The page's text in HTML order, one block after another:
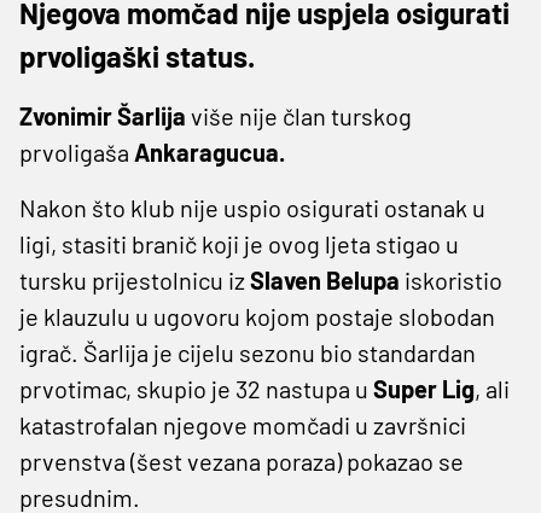
Njegova momčad nije uspjela osigurati
prvoligaški status.
Zvonimir Šarlija više nije član turskog
prvoligaša Ankaragucua.
Nakon što klub nije uspio osigurati ostanak u
ligi, stasiti branič koji je ovog ljeta stigao u
tursku prijestolnicu izSlaven Belupa iskoristio
je klauzulu u ugovoru kojom postaje slobodan
igrač. Šarlija je cijelu sezonu bio standardan
prvotimac, skupio je 32 nastupa u Super Lig, ali
katastrofalan njegove momčadi u završnici
prvenstva (šest vezana poraza) pokazao se
presudnim.